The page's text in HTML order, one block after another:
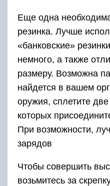
Еще одна
резинка. Лучше
«банковские»
немного, а также
размеру. Возможна
найдется в вашем
оружия, сплетите
которых
При возможности,
зарядов
Чтобы совершить
возьмитесь за